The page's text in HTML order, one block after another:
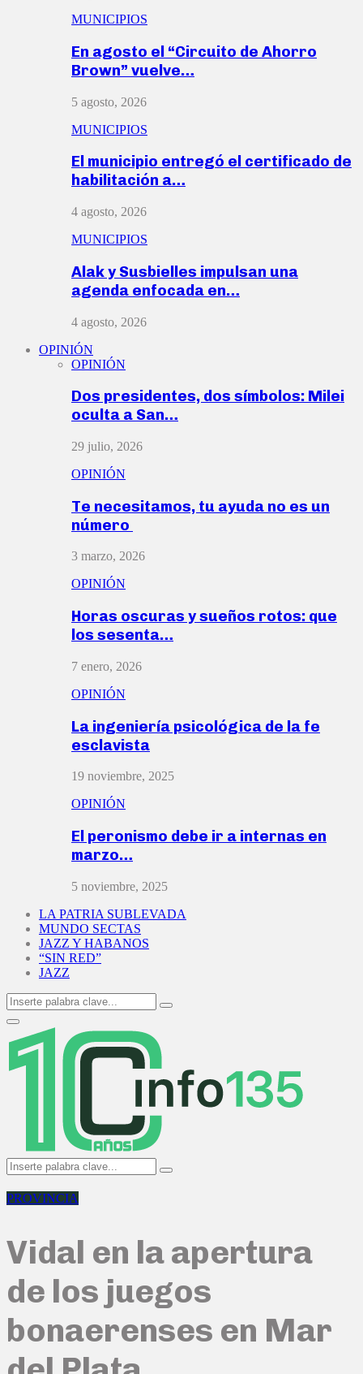
MUNICIPIOS
En agosto el “Circuito de Ahorro
Brown” vuelve…
5 agosto, 2026
MUNICIPIOS
El municipio entregó el certificado de
habilitación a…
4 agosto, 2026
MUNICIPIOS
Alak y Susbielles impulsan una
agenda enfocada en…
4 agosto, 2026
OPINIÓN
OPINIÓN
Dos presidentes, dos símbolos: Milei
oculta a San…
29 julio, 2026
OPINIÓN
Te necesitamos, tu ayuda no es un
número
3 marzo, 2026
OPINIÓN
Horas oscuras y sueños rotos: que
los sesenta…
7 enero, 2026
OPINIÓN
La ingeniería psicológica de la fe
esclavista
19 noviembre, 2025
OPINIÓN
El peronismo debe ir a internas en
marzo…
5 noviembre, 2025
LA PATRIA SUBLEVADA
MUNDO SECTAS
JAZZ Y HABANOS
“SIN RED”
JAZZ
Search
for:
Search
Primary
Menu
Search
for:
Search
PROVINCIA
Vidal en la apertura
de los juegos
bonaerenses en Mar